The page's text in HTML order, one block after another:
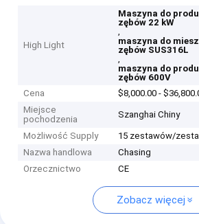
High Light
Maszyna do
zębów 22 kW
,
maszyna do
zębów SUS316L
,
maszyna do
zębów 600V
Cena
$8,000.00 -
Miejsce
pochodzenia
Szanghai Chiny
Możliwość Supply
15 zestawów/
Nazwa handlowa
Chasing
Orzecznictwo
CE
Zobacz więcej